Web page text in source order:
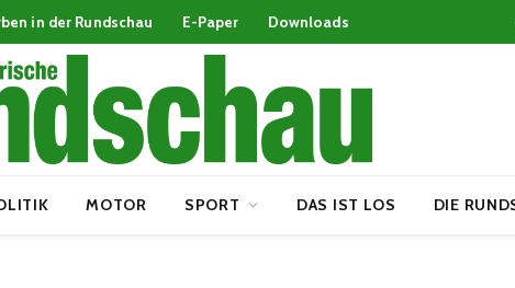
in der Rundschau E-Paper Downloads
MOTOR SPORT DAS IST LOS DIE